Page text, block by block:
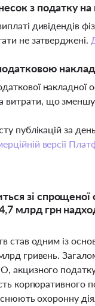
з податку
дивідендів
не затверджені.
що
публікацій за
версії
зі
млрд грн
став одним із
гривень.
податку
охоронну